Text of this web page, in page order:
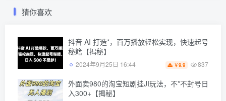
猜你喜欢
抖音 AI 打造*，百万播放轻松实现，快速起号
秘籍【揭秘】
2024年9月25日 16:44 ￥9.9 837
外面卖980的淘宝短剧挂JI玩法，不*不封号日
入300+【揭秘】